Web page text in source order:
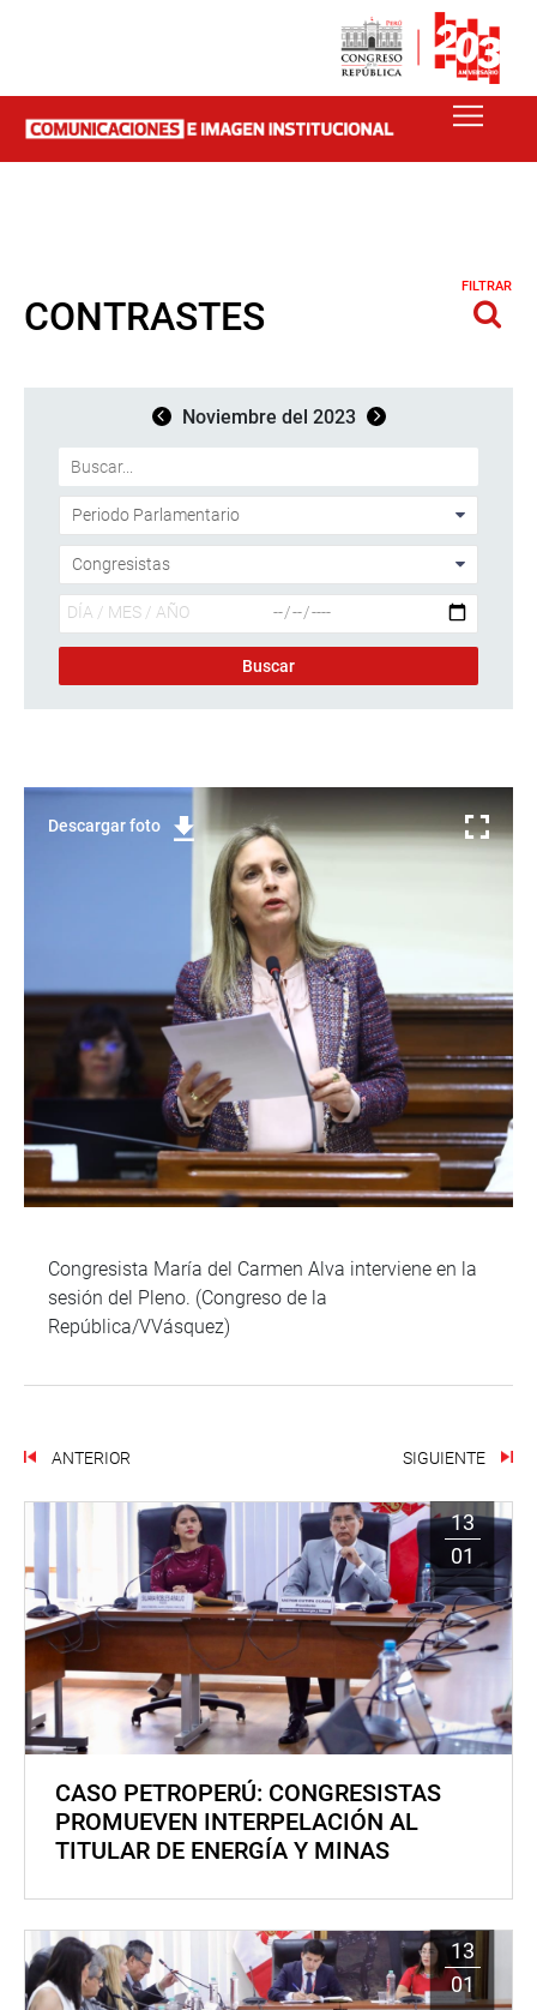
CONTRASTES
FILTRAR
Noviembre del 2023
Descargar foto
Congresista María del Carmen Alva interviene en la
sesión del Pleno. (Congreso de la
República/VVásquez)
ANTERIOR SIGUIENTE
13
01
CASO PETROPERÚ: CONGRESISTAS
PROMUEVEN INTERPELACIÓN AL
TITULAR DE ENERGÍA Y MINAS
13
01